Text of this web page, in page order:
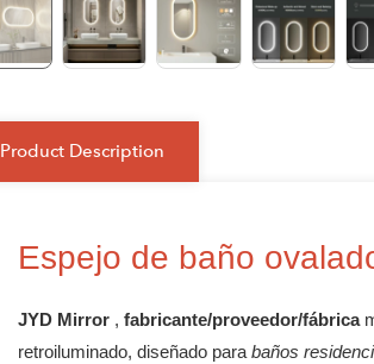
Product Description
Espejo de baño
JYD Mirror , fabricante/proveedor/fábrica
retroiluminado, diseñado para baños